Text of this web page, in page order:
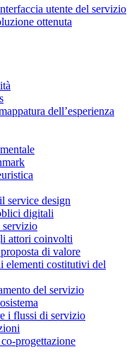
utente del servizio
ottenuta
dell’esperienza
service design
digitali
attori coinvolti
di valore
elementi costitutivi del
del servizio
i flussi di servizio
progettazione